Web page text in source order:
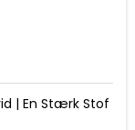
| En Stærk Stof